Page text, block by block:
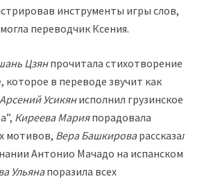
инструменты игры слов,
переводчик Ксения.
Цзянпрочитала стихотворение
которое в переводе звучит как
Арсений Усикянисполнил грузинское
Киреева Марияпорадовала
мотивов, Вера Башкироварассказала
Антонио Мачадо на испанском
Ульянапоразила всех